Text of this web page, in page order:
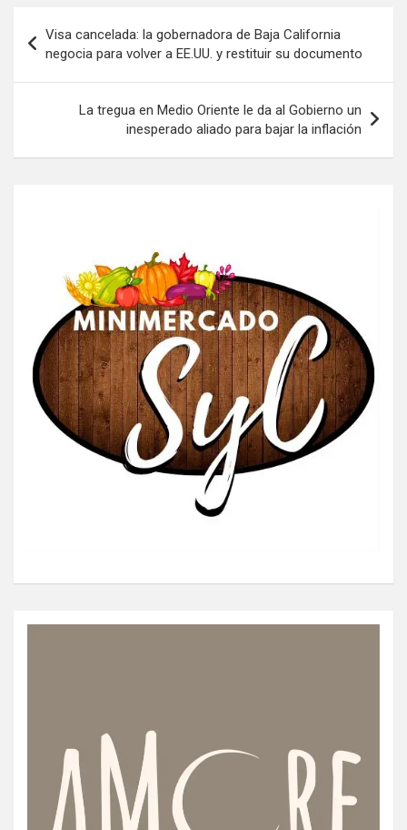
de
entradas
Visa cancelada: la gobernadora de Baja California
negocia para volver a EE.UU. y restituir su documento
La tregua en Medio Oriente le da al Gobierno un
inesperado aliado para bajar la inflación